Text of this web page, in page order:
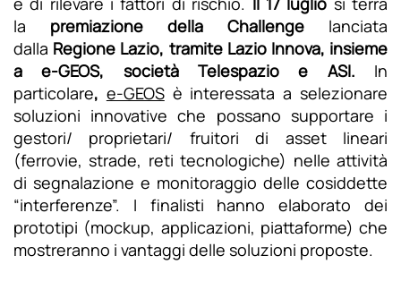
la premiazione della Challenge lanciata
dalla Regione Lazio, tramite Lazio Innova, insieme
a e-GEOS, società Telespazio e ASI. In
particolare, e-GEOSè interessata a selezionare
soluzioni innovative che possano supportare i
gestori/ proprietari/ fruitori di asset lineari
(ferrovie, strade, reti tecnologiche) nelle attività
di segnalazione e monitoraggio delle cosiddette
“interferenze”. I finalisti hanno elaborato dei
prototipi (mockup, applicazioni, piattaforme) che
mostreranno i vantaggi delle soluzioni proposte.